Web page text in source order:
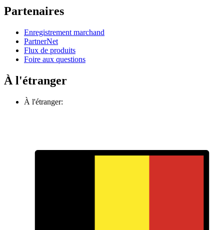
Partenaires
Enregistrement marchand
PartnerNet
Flux de produits
Foire aux questions
À l'étranger
À l'étranger: